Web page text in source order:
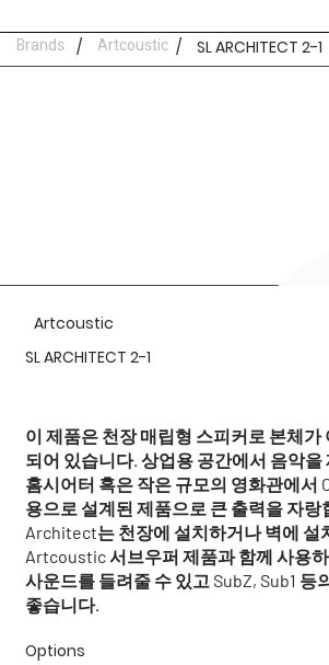
Artcoustic
SL ARCHITECT 2-1
이 제품은 천장 매립형 스피커로 본체가
되어 있습니다. 상업용 공간에서 음악을
홈시어터 혹은 작은 규모의 영화관에서
용으로 설계된 제품으로 큰 출력을 자랑
Architect는 천장에 설치하거나 벽에 설
Artcoustic 서브우퍼 제품과 함께 사용
사운드를 들려줄 수 있고 SubZ, Sub1 등
좋습니다.
Options
Brands Artcoustic
/ / SL ARCHITECT 2-1